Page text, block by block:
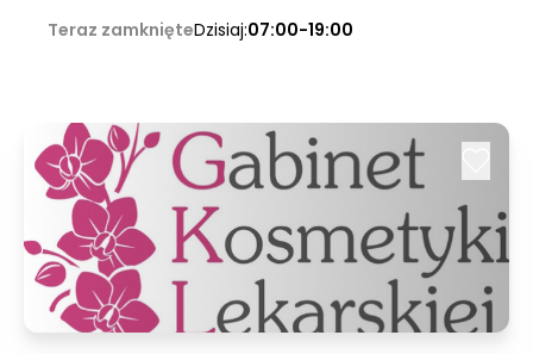
Teraz zamknięteDzisiaj:07:00-19:00